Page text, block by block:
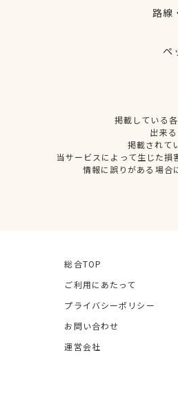
路線
ペ
掲載している
出来
掲載されて
当サービスによって生じた
情報に誤りがある場合
総合TOP
ご利用にあたって
プライバシーポリシー
お問い合わせ
運営会社